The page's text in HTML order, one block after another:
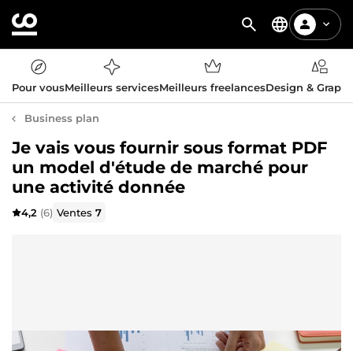
Pour vousMeilleurs servicesMeilleurs freelancesDesign &
Business plan
Je vais vous fournir sous format PDF
un model d'étude de marché pour
une activité donnée
4,2 (6) Ventes7